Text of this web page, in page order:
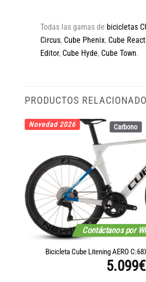
Todas las gamas de bicicletas
Circus, Cube Phenix, Cube
Editor, Cube Hyde, Cube Town.
PRODUCTOS
Carbono
Contáctanos por
Novedad 2026
Bicicleta Cube Litening AERO
5.099€